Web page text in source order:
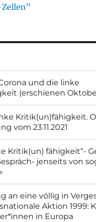
und die linke
(erschienen
Kritik(un)fähigkeit.
vom 23.11.2021
Kritik(un) fähigkeit“-
jenseits von
an eine völlig in
Aktion 1999:
in Europa